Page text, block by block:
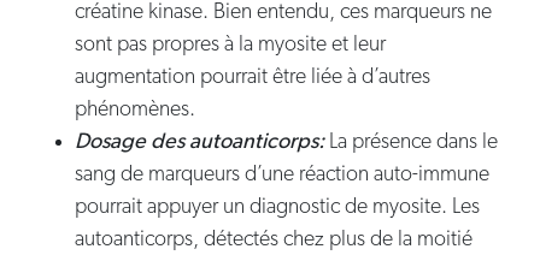
créatine kinase. Bien entendu, ces marqueurs ne
sont pas propres à la myosite et leur
augmentation pourrait être liée à d’autres
phénomènes.
Dosage des autoanticorps: La présence dans le
sang de marqueurs d’une réaction auto-immune
pourrait appuyer un diagnostic de myosite. Les
autoanticorps, détectés chez plus de la moitié